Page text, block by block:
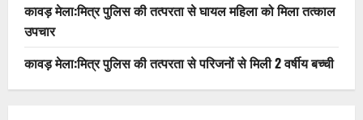
कावड़ मेला:मित्र पुलिस की तत्परता से घायल महिला को मिला तत्काल
उपचार
कावड़ मेला:मित्र पुलिस की तत्परता से परिजनों से मिली 2 वर्षीय बच्ची